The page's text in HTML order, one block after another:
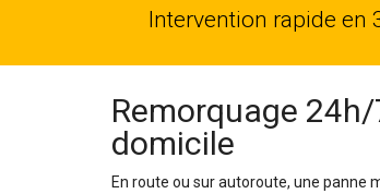
Intervention rapide en
Remorquage
domicile
En route ou sur autoroute, une panne